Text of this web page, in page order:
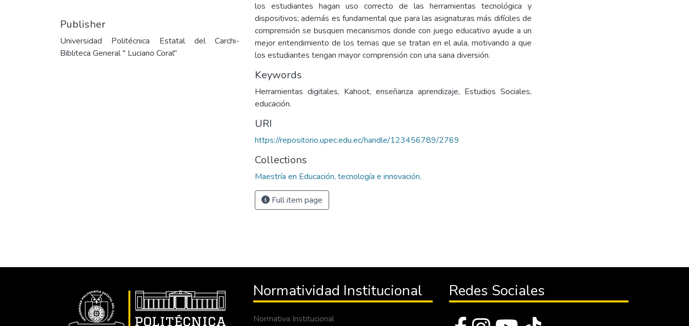
Publisher
Universidad Politécnica Estatal del Carchi-
Bibliteca General " Luciano Coral"
los estudiantes hagan uso correcto de las herramientas tecnológica y
dispositivos; además es fundamental que para las asignaturas más difíciles de
comprensión se busquen mecanismos donde con juego educativo ayude a un
mejor entendimiento de los temas que se tratan en el aula, motivando a que
los estudiantes tengan mayor comprensión con una sana diversión.
Keywords
Herramientas digitales, Kahoot, enseñanza aprendizaje, Estudios Sociales,
educación.
URI
https://repositorio.upec.edu.ec/handle/123456789/2769
Collections
Maestría en Educación, tecnología e innovación.
Full item page
Normatividad Institucional
Normativa Institucional
Redes Sociales